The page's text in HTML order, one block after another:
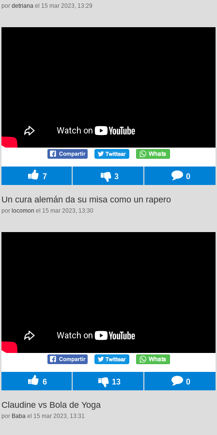
por detriana el 15 mar 2023, 13:29
7 3 0
Un cura alemán da su misa como un rapero
por locomon el 15 mar 2023, 13:30
6 13 0
Claudine vs Bola de Yoga
por Baba el 15 mar 2023, 13:31